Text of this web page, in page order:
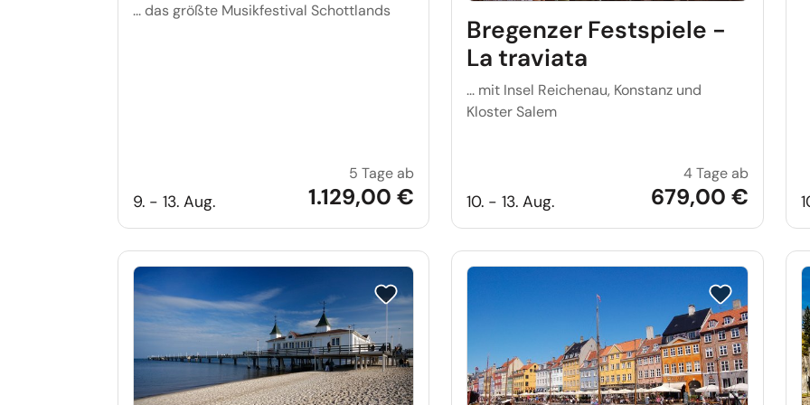
... das größte Musikfestival Schottlands
9. - 13. Aug.
Military Tattoo in Edinburgh
5 Tage ab
1.129,00 €
Bregenzer Festspiele -
La traviata
... mit Insel Reichenau, Konstanz und
Kloster Salem
10. - 13. Aug.
4 Tage ab
679,00 €
Reise auf Merkliste setzen Reise auf